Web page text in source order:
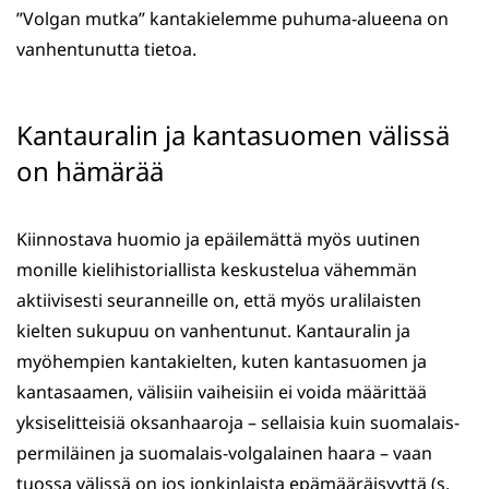
”Volgan mutka” kantakielemme puhuma-alueena on
vanhentunutta tietoa.
Kantauralin ja kantasuomen välissä
on hämärää
Kiinnostava huomio ja epäilemättä myös uutinen
monille kielihistoriallista keskustelua vähemmän
aktiivisesti seuranneille on, että myös uralilaisten
kielten sukupuu on vanhentunut. Kantauralin ja
myöhempien kantakielten, kuten kantasuomen ja
kantasaamen, välisiin vaiheisiin ei voida määrittää
yksiselitteisiä oksanhaaroja – sellaisia kuin suomalais-
permiläinen ja suomalais-volgalainen haara – vaan
tuossa välissä on jos jonkinlaista epämääräisyyttä (s.